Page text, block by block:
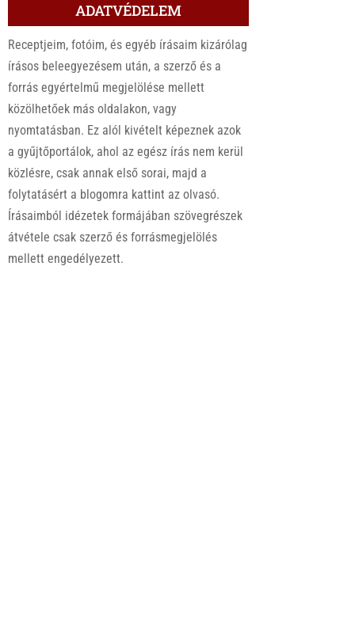
ADATVÉDELEM
Receptjeim, fotóim, és egyéb írásaim kizárólag
írásos beleegyezésem után, a szerző és a
forrás egyértelmű megjelölése mellett
közölhetőek más oldalakon, vagy
nyomtatásban. Ez alól kivételt képeznek azok
a gyűjtőportálok, ahol az egész írás nem kerül
közlésre, csak annak első sorai, majd a
folytatásért a blogomra kattint az olvasó.
Írásaimból idézetek formájában szövegrészek
átvétele csak szerző és forrásmegjelölés
mellett engedélyezett.